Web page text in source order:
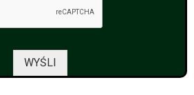
WYŚLI